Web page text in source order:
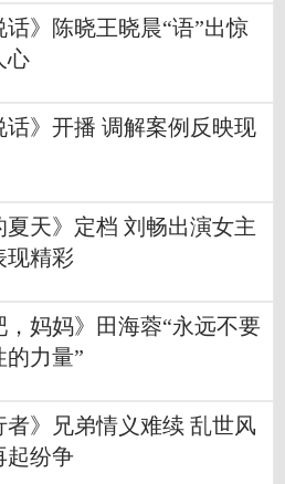
话》陈晓王晓晨“语”出惊
心
话》开播 调解案例反映现
夏天》定档 刘畅出演女主
现精彩
，妈妈》田海蓉“永远不要
的力量”
者》兄弟情义难续 乱世风
起纷争